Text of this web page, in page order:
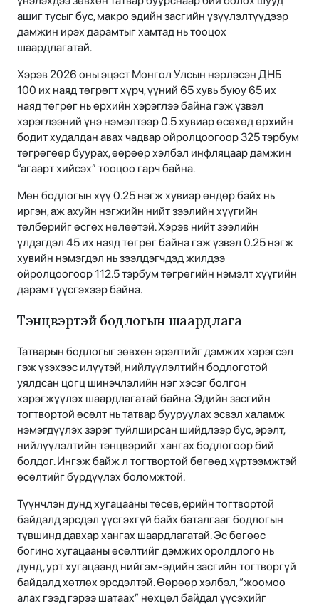
ашиг тусыг бус, макро эдийн засгийн үзүүлэлтүүдээр
дамжин ирэх дарамтыг хамтад нь тооцох
шаардлагатай.
Хэрэв 2026 оны эцэст Монгол Улсын нэрлэсэн ДНБ
100 их наяд төгрөгт хүрч, үүний 65 хувь буюу 65 их
наяд төгрөг нь өрхийн хэрэглээ байна гэж үзвэл
хэрэглээний үнэ нэмэлтээр 0.5 хувиар өсөхөд өрхийн
бодит худалдан авах чадвар ойролцоогоор 325 тэрбум
төгрөгөөр буурах, өөрөөр хэлбэл инфляцаар дамжин
“агаарт хийсэх” тооцоо гарч байна.
Мөн бодлогын хүү 0.25 нэгж хувиар өндөр байх нь
иргэн, аж ахуйн нэгжийн нийт зээлийн хүүгийн
төлбөрийг өсгөх нөлөөтэй. Хэрэв нийт зээлийн
үлдэгдэл 45 их наяд төгрөг байна гэж үзвэл 0.25 нэгж
хувийн нэмэгдэл нь зээлдэгчдэд жилдээ
ойролцоогоор 112.5 тэрбум төгрөгийн нэмэлт хүүгийн
дарамт үүсгэхээр байна.
Тэнцвэртэй бодлогын шаардлага
Татварын бодлогыг зөвхөн эрэлтийг дэмжих хэрэгсэл
гэж үзэхээс илүүтэй, нийлүүлэлтийн бодлоготой
уялдсан цогц шинэчлэлийн нэг хэсэг болгон
хэрэгжүүлэх шаардлагатай байна. Эдийн засгийн
тогтвортой өсөлт нь татвар бууруулах эсвэл халамж
нэмэгдүүлэх зэрэг туйлширсан шийдлээр бус, эрэлт,
нийлүүлэлтийн тэнцвэрийг хангах бодлогоор бий
болдог. Ингэж байж л тогтвортой бөгөөд хүртээмжтэй
өсөлтийг бүрдүүлэх боломжтой.
Түүнчлэн дунд хугацааны төсөв, өрийн тогтвортой
байдалд эрсдэл үүсгэхгүй байх баталгааг бодлогын
түвшинд давхар хангах шаардлагатай. Эс бөгөөс
богино хугацааны өсөлтийг дэмжих оролдлого нь
дунд, урт хугацаанд нийгэм-эдийн засгийн тогтворгүй
байдалд хөтлөх эрсдэлтэй. Өөрөөр хэлбэл, “жоомоо
алах гээд гэрээ шатаах” нөхцөл байдал үүсэхийг